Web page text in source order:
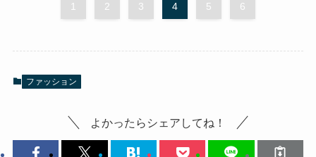
1 2 3 4 5 6
ファッション
よかったらシェアしてね！